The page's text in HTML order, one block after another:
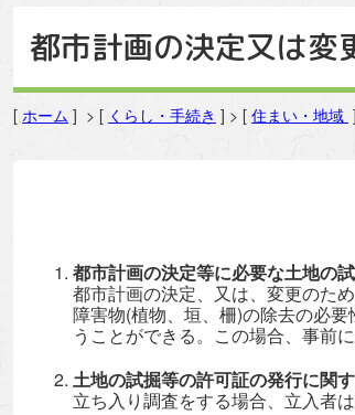
都市計画の決定又は変
[ ホーム ] > [ くらし・手続き ] > [ 住まい・地域
都市計画の決定等に必要な土地の
都市計画の決定、又は、変更のた
障害物(植物、垣、柵)の除去の必
うことができる。この場合、事前
土地の試掘等の許可証の発行に関
立ち入り調査をする場合、立入者